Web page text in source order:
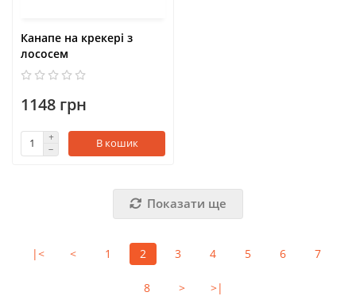
Канапе на крекері з
лососем
1148 грн
В кошик
Показати ще
|< < 1 2 3 4 5 6 7
8 > >|